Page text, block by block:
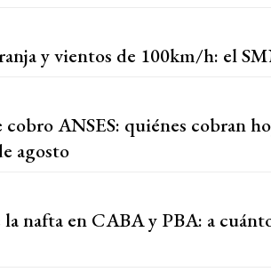
y vientos de 100km/h: el
cobro ANSES: quiénes cobran
agosto
nafta en CABA y PBA: a